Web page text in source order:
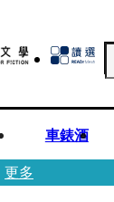
車錶酒
更多